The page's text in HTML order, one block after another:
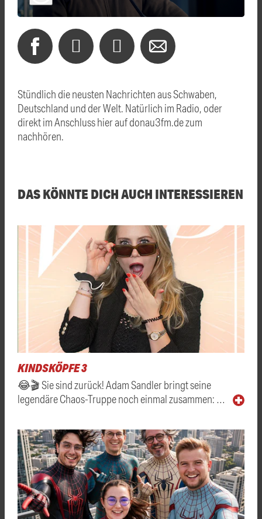
Stündlich die neusten Nachrichten aus Schwaben,
Deutschland und der Welt. Natürlich im Radio, oder
direkt im Anschluss hier auf donau3fm.de zum
nachhören.
DAS KÖNNTE DICH AUCH INTERESSIEREN
KINDSKÖPFE 3
😂🎬 Sie sind zurück! Adam Sandler bringt seine
legendäre Chaos-Truppe noch einmal zusammen: …